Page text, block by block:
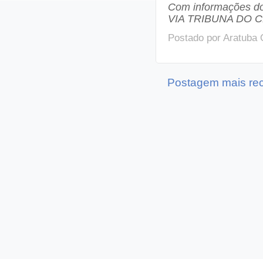
Com informações
VIA TRIBUNA DO
Postado por Aratuba
Postagem mais